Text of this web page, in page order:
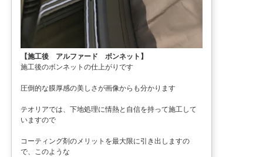
【施工後 アルファード ボンネット】
施工後のボンネットの仕上がりです
圧倒的な膜厚感の美しさが画像からも分かります
テオリアでは、下地処理に情熱と自信を持って施工して
いますので
コーティング剤のメリットを最大限に引き出しますの
で、このような